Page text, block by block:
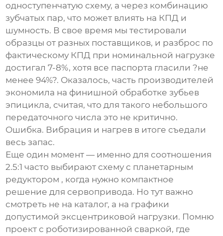
одноступенчатую схему, а через комбинацию
зубчатых пар, что может влиять на КПД и
шумность. В свое время мы тестировали
образцы от разных поставщиков, и разброс по
фактическому КПД при номинальной нагрузке
достигал 7-8%, хотя все паспорта гласили ?не
менее 94%?. Оказалось, часть производителей
экономила на финишной обработке зубьев
эпицикла, считая, что для такого небольшого
передаточного числа это не критично.
Ошибка. Вибрация и нагрев в итоге съедали
весь запас.
Еще один момент — именно для соотношения
2.5:1 часто выбирают схему с планетарным
редуктором , когда нужно компактное
решение для сервопривода. Но тут важно
смотреть не на каталог, а на графики
допустимой эксцентриковой нагрузки. Помню
проект с роботизированной сваркой, где